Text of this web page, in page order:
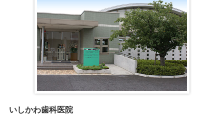
いしかわ歯科医院